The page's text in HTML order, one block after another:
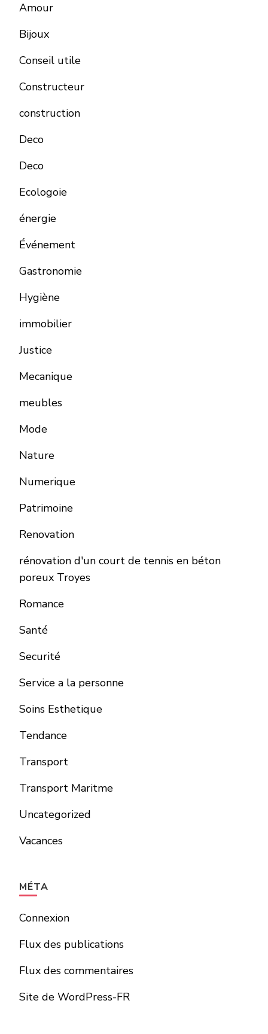
Amour
Bijoux
Conseil utile
Constructeur
construction
Deco
Deco
Ecologoie
énergie
Événement
Gastronomie
Hygiène
immobilier
Justice
Mecanique
meubles
Mode
Nature
Numerique
Patrimoine
Renovation
rénovation d'un court de tennis en béton
poreux Troyes
Romance
Santé
Securité
Service a la personne
Soins Esthetique
Tendance
Transport
Transport Maritme
Uncategorized
Vacances
MÉTA
Connexion
Flux des publications
Flux des commentaires
Site de WordPress-FR